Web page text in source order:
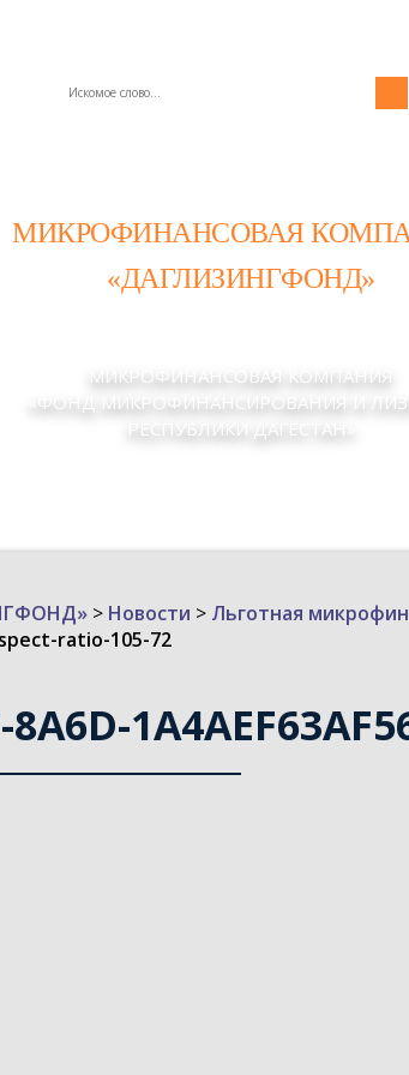
МИКРОФИНАНСОВАЯ
«ДАГЛИЗИНГФОНД»
МИКРОФИНАНСОВАЯ КОМПАНИЯ
«ФОНД МИКРОФИНАНСИРОВАНИЯ И
РЕСПУБЛИКИ ДАГЕСТАН»
> Новости > Льготная
ratio-105-72
8A6D-